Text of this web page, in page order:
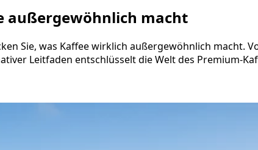
außergewöhnlich macht
Sie, was Kaffee wirklich außergewöhnlich macht.
Leitfaden entschlüsselt die Welt des Premium-